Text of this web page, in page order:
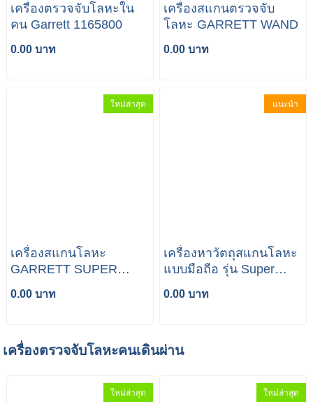
เครื่องตรวจจับโลหะใน
คน Garrett 1165800
0.00 บาท
เครื่องสแกนตรวจจับ
โลหะ GARRETT WAND
0.00 บาท
ใหม่ล่าสุด
เครื่องสแกนโลหะ
GARRETT SUPER
0.00 บาท
แนะนำ
เครื่องหาวัตถุสแกนโลหะ
แบบมือถือ รุ่น Super
0.00 บาท
เครื่องตรวจจับโลหะคนเดินผ่าน
ใหม่ล่าสุด ใหม่ล่าสุด